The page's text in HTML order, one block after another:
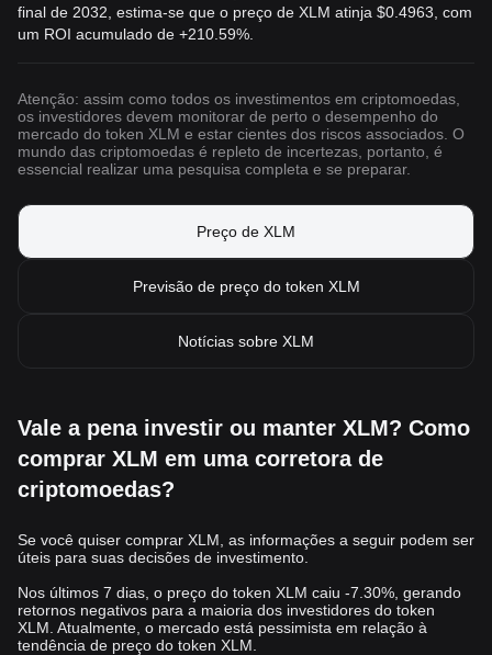
transações rápidas e econômicas sem a necessidade de
mineração de alto consumo energético. Com foco em inclusão
acessibilidade e a liquidez globais.
É importante destacar que, como qualquer outra criptomoeda, a
Stellar apresenta riscos, portanto, é sempre aconselhável
pesquisar e ter cautela ao investir.
final de 2032, estima-se que o preço de XLM atinja $0.4963 , com
um ROI acumulado de +210.59%.
Atenção: assim como todos os investimentos em criptomoedas,
os investidores devem monitorar de perto o desempenho do
mercado do token XLM e estar cientes dos riscos associados. O
mundo das criptomoedas é repleto de incertezas, portanto, é
essencial realizar uma pesquisa completa e se preparar.
Preço de XLM
Previsão de preço do token XLM
Notícias sobre XLM
Vale a pena investir ou manter XLM? Como
comprar XLM em uma corretora de
criptomoedas?
Se você quiser comprar XLM, as informações a seguir podem ser
úteis para suas decisões de investimento.
Nos últimos 7 dias, o preço do token XLM caiu -7.30%, gerando
retornos negativos para a maioria dos investidores do token
XLM. Atualmente, o mercado está pessimista em relação à
tendência de preço do token XLM.